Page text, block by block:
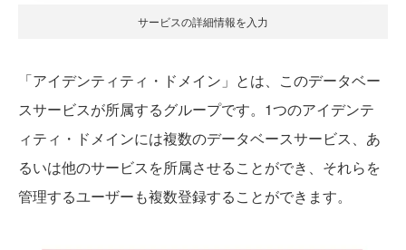
サービスの詳細情報を入力
「アイデンティティ・ドメイン」とは、このデータベー
スサービスが所属するグループです。1つのアイデンテ
ィティ・ドメインには複数のデータベースサービス、あ
るいは他のサービスを所属させることができ、それらを
管理するユーザーも複数登録することができます。